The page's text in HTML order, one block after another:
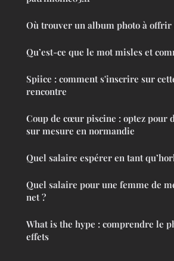
Où trouver un album photo à offrir
Qu’est-ce que le mot misles et
Spiice : comment s'inscrire sur
rencontre
Coup de cœur piscine : optez pour
sur mesure en normandie
Quel salaire espérer en tant
Quel salaire pour une femme de
net ?
What is the hype : comprendre le
effets